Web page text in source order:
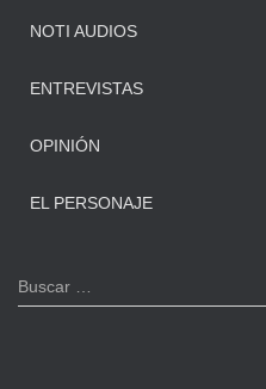
NOTI AUDIOS
ENTREVISTAS
OPINIÓN
EL PERSONAJE
B
u
Buscar …